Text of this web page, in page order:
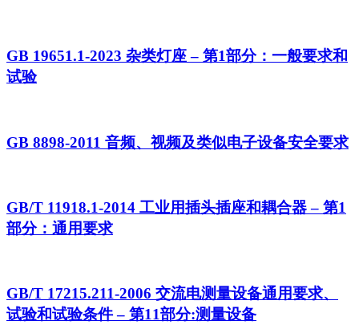
GB 19651.1-2023 杂类灯座 – 第1部分：一般要求和
试验
GB 8898-2011 音频、视频及类似电子设备安全要求
GB/T 11918.1-2014 工业用插头插座和耦合器 – 第1
部分：通用要求
GB/T 17215.211-2006 交流电测量设备通用要求、
试验和试验条件 – 第11部分:测量设备